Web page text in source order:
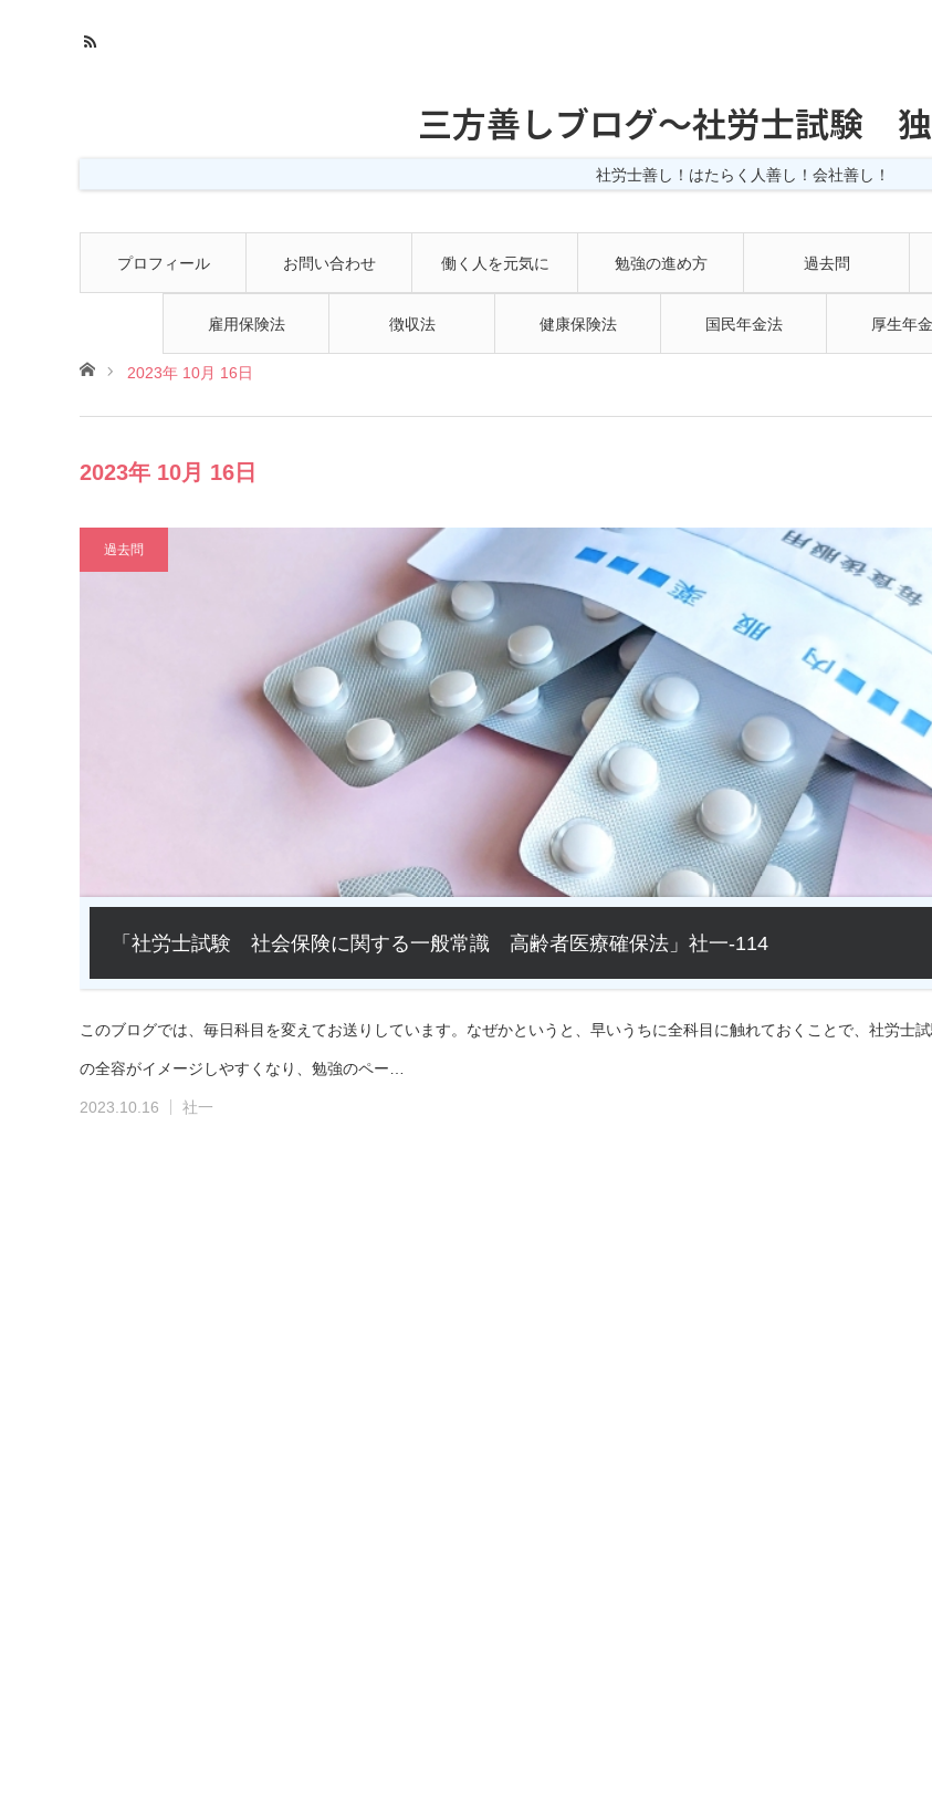
三方善しブログ〜社労士試験
社労士善し！はたらく人善し！会社善し！
プロフィール お問い合わせ 働く人を元気に 勉強の進め方 過去問
雇用保険法 徴収法 健康保険法 国民年金法 厚生年
ホーム2023年 10月 16日
2023年 10月 16日
過去問
「社労士試験 社会保険に関する一般常識 高齢者医療確保法」社一-114
このブログでは、毎日科目を変えてお送りしています。なぜかというと、早いうちに全科目に触れておくことで、社労士
の全容がイメージしやすくなり、勉強のペー…
2023.10.16 社一